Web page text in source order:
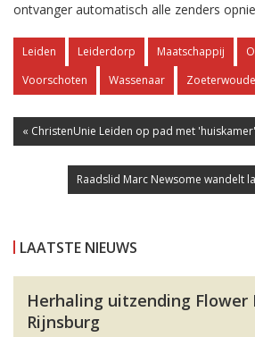
ontvanger automatisch alle zenders
Leiden Leiderdorp Maatschappij
Voorschoten
Wassenaar Zoeterwoude
« ChristenUnie Leiden op pad met 'huiskamer'
Raadslid Marc Newsome wandelt
LAATSTE NIEUWS
Herhaling uitzending Flower
Rijnsburg